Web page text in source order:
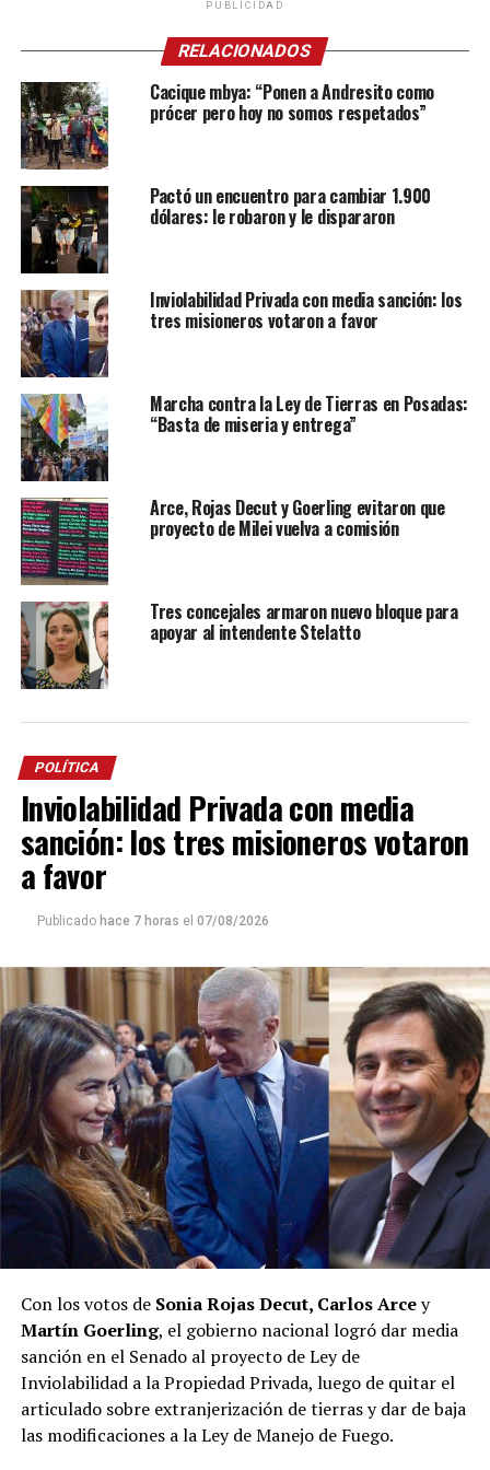
PUBLICIDAD
RELACIONADOS
Cacique mbya: “Ponen a Andresito como
prócer pero hoy no somos respetados”
Pactó un encuentro para cambiar 1.900
dólares: le robaron y le dispararon
Inviolabilidad Privada con media sanción: los
tres misioneros votaron a favor
Marcha contra la Ley de Tierras en Posadas:
“Basta de miseria y entrega”
Arce, Rojas Decut y Goerling evitaron que
proyecto de Milei vuelva a comisión
Tres concejales armaron nuevo bloque para
apoyar al intendente Stelatto
POLÍTICA
Inviolabilidad Privada con media
sanción: los tres misioneros votaron
a favor
Publicado hace 7 horas el 07/08/2026
Con los votos de Sonia Rojas Decut, Carlos Arcey
Martín Goerling, el gobierno nacional logró dar media
sanción en el Senado al proyecto de Ley de
Inviolabilidad a la Propiedad Privada, luego de quitar el
articulado sobre extranjerización de tierras y dar de baja
las modificaciones a la Ley de Manejo de Fuego.